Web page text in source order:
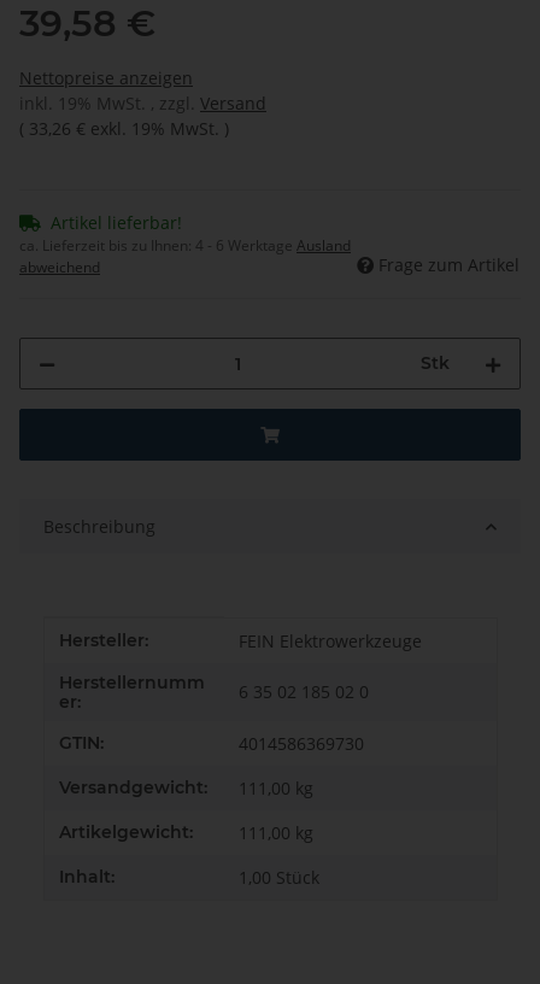
39,58 €
Nettopreise anzeigen
inkl. 19% MwSt. , zzgl. Versand
( 33,26 € exkl. 19% MwSt. )
Artikel lieferbar!
ca. Lieferzeit bis zu Ihnen: 4 - 6 Werktage Ausland
abweichend
Frage zum Artikel
Stk
Beschreibung
Produkteigenschaft
Wert
Hersteller: FEIN Elektrowerkzeuge
Herstellernumm
er:
6 35 02 185 02 0
GTIN: 4014586369730
Versandgewicht: 111,00 kg
Artikelgewicht: 111,00 kg
Inhalt: 1,00 Stück